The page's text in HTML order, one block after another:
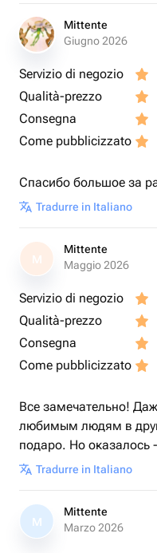
Mittente
Giugno 2026
Servizio di negozio
Qualità-prezzo
Consegna
Come pubblicizzato
Спасибо большое за
Tradurre in Italiano
M
Mittente
Maggio 2026
Servizio di negozio
Qualità-prezzo
Consegna
Come pubblicizzato
Все замечательно!
любимым людям в
подаро. Но оказалось
Tradurre in Italiano
M
Mittente
Marzo 2026